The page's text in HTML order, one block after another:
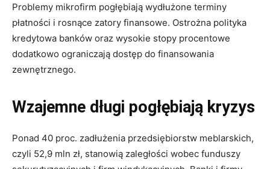
Problemy mikrofirm pogłębiają wydłużone terminy
płatności i rosnące zatory finansowe. Ostrożna polityka
kredytowa banków oraz wysokie stopy procentowe
dodatkowo ograniczają dostęp do finansowania
zewnętrznego.
Wzajemne długi pogłębiają kryzys
Ponad 40 proc. zadłużenia przedsiębiorstw meblarskich,
czyli 52,9 mln zł, stanowią zaległości wobec funduszy